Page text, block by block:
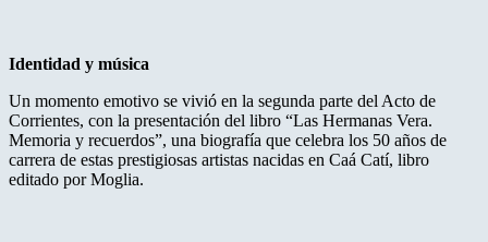
Identidad y música
Un momento emotivo se vivió en la segunda parte del Acto de
Corrientes, con la presentación del libro “Las Hermanas Vera.
Memoria y recuerdos”, una biografía que celebra los 50 años de
carrera de estas prestigiosas artistas nacidas en Caá Catí, libro
editado por Moglia.